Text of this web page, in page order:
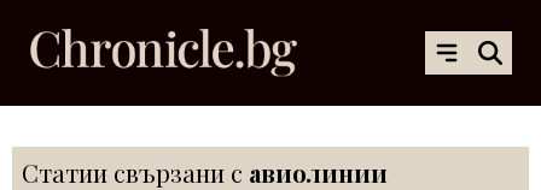
Статии свързани с авиолинии